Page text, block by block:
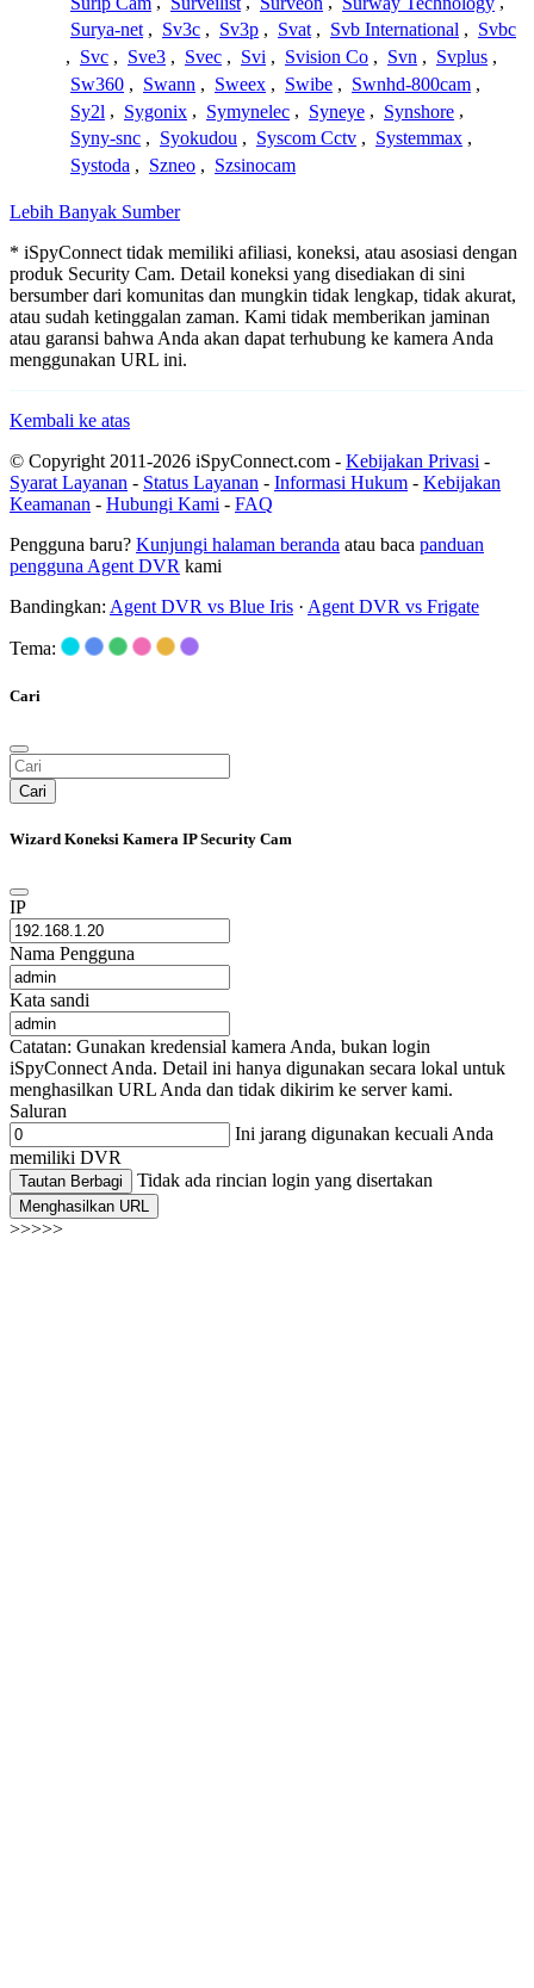
Surya-net , Sv3c , Sv3p , Svat , Svb International , Svbc
, Svc , Sve3 , Svec , Svi , Svision Co , Svn , Svplus ,
Sw360 , Swann , Sweex , Swibe , Swnhd-800cam ,
Sy2l , Sygonix , Symynelec , Syneye , Synshore ,
Syny-snc , Syokudou , Syscom Cctv , Systemmax ,
Systoda , Szneo , Szsinocam
Lebih Banyak Sumber
* iSpyConnect tidak memiliki afiliasi, koneksi, atau asosiasi dengan
produk Security Cam. Detail koneksi yang disediakan di sini
bersumber dari komunitas dan mungkin tidak lengkap, tidak akurat,
atau sudah ketinggalan zaman. Kami tidak memberikan jaminan
atau garansi bahwa Anda akan dapat terhubung ke kamera Anda
menggunakan URL ini.
Kembali ke atas
© Copyright 2011-2026 iSpyConnect.com - Kebijakan Privasi -
Syarat Layanan - Status Layanan - Informasi Hukum - Kebijakan
Keamanan - Hubungi Kami - FAQ
Pengguna baru? Kunjungi halaman beranda atau baca panduan
pengguna Agent DVR kami
Bandingkan: Agent DVR vs Blue Iris · Agent DVR vs Frigate
Tema:
Cari
Cari
Wizard Koneksi Kamera IP Security Cam
IP
Nama Pengguna
Kata sandi
Catatan: Gunakan kredensial kamera Anda, bukan login
iSpyConnect Anda. Detail ini hanya digunakan secara lokal untuk
menghasilkan URL Anda dan tidak dikirim ke server kami.
Saluran
Ini jarang digunakan kecuali Anda
memiliki DVR
Tautan Berbagi Tidak ada rincian login yang disertakan
Menghasilkan URL
>>>>>